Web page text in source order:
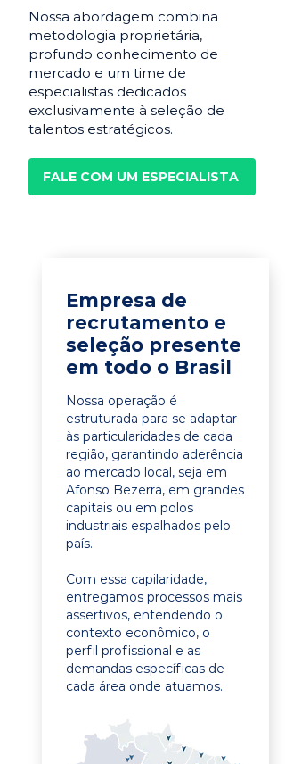
Nossa abordagem combina
metodologia proprietária,
profundo conhecimento de
mercado e um time de
especialistas dedicados
exclusivamente à seleção de
talentos estratégicos.
FALE COM UM ESPECIALISTA
Empresa de
recrutamento e
seleção presente
em todo o Brasil
Nossa operação é
estruturada para se adaptar
às particularidades de cada
região, garantindo aderência
ao mercado local, seja em
Afonso Bezerra, em grandes
capitais ou em polos
industriais espalhados pelo
país.
Com essa capilaridade,
entregamos processos mais
assertivos, entendendo o
contexto econômico, o
perfil profissional e as
demandas específicas de
cada área onde atuamos.